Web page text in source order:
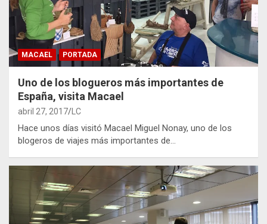
MACAEL PORTADA
Uno de los blogueros más importantes de
España, visita Macael
abril 27, 2017 LC
Hace unos días visitó Macael Miguel Nonay, uno de los
blogeros de viajes más importantes de…